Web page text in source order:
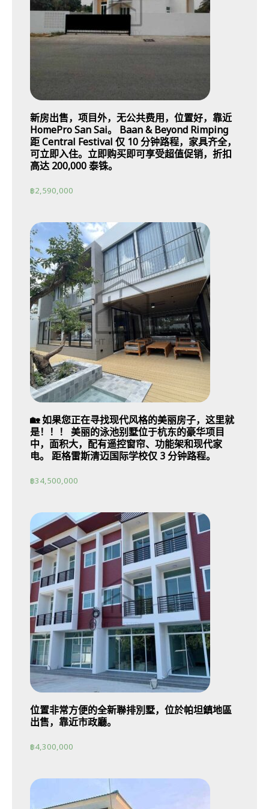
新房出售，项目外，无公共费用，位置好，靠近
HomePro San Sai。 Baan & Beyond Rimping
距 Central Festival 仅 10 分钟路程，家具齐全，
可立即入住。立即购买即可享受超值促销，折扣
高达 200,000 泰铢。
฿2,590,000
🏡 如果您正在寻找现代风格的美丽房子，这里就
是！！！ 美丽的泳池别墅位于杭东的豪华项目
中，面积大，配有遥控窗帘、功能架和现代家
电。 距格雷斯清迈国际学校仅 3 分钟路程。
฿34,500,000
位置非常方便的全新聯排別墅，位於帕坦鎮地區
出售，靠近市政廳。
฿4,300,000